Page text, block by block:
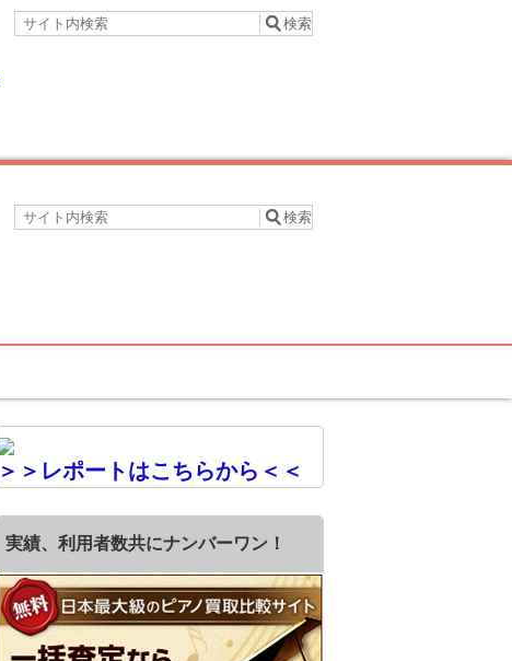
＞＞レポートはこちらから＜＜
実績、利用者数共にナンバーワン！